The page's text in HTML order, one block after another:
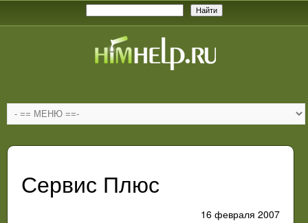
Сервис Плюс
16 февраля 2007